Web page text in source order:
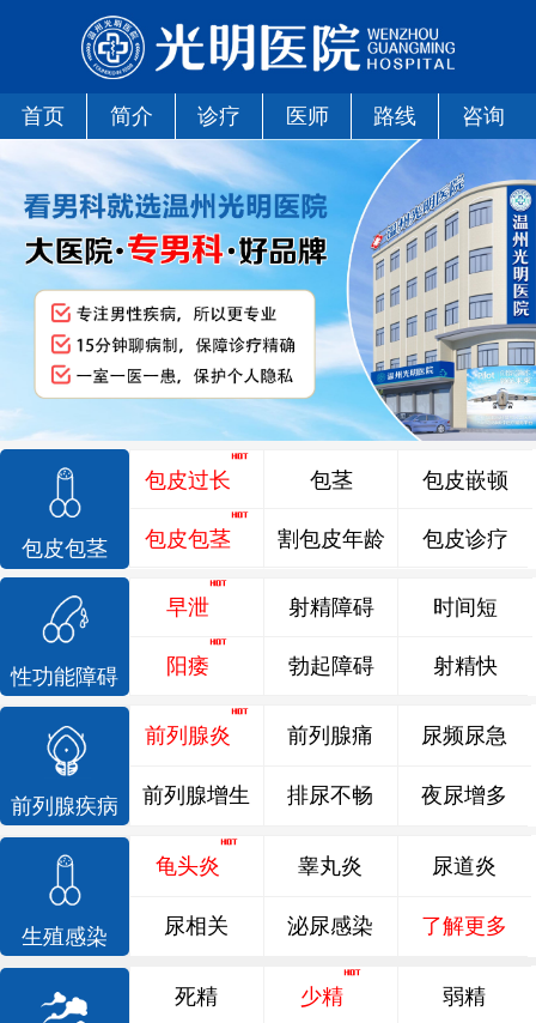
首页 简介 诊疗 医师 路线 咨询
包皮包茎
包皮过长
包皮包茎
包茎
割包皮年龄
包皮嵌顿
包皮诊疗
性功能障碍
早泄
阳痿
射精障碍
勃起障碍
时间短
射精快
前列腺疾病
前列腺炎 前列腺痛 尿频尿急
前列腺增生 排尿不畅 夜尿增多
生殖感染
龟头炎 睾丸炎 尿道炎
尿相关 泌尿感染 了解更多
死精 少精 弱精